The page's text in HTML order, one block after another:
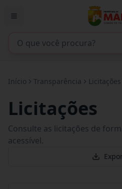
Início Transparência Licitações
Licitações
Consulte as licitações de
acessível.